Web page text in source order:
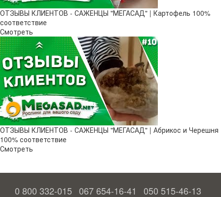
ОТЗЫВЫ КЛИЕНТОВ - САЖЕНЦЫ "МЕГАСАД" | Картофель 100%
соответствие
Смотреть
ОТЗЫВЫ КЛИЕНТОВ - САЖЕНЦЫ "МЕГАСАД" | Абрикос и Черешня
100% соответствие
Смотреть
0 800 332-015 067 654-16-41 050 515-46-13